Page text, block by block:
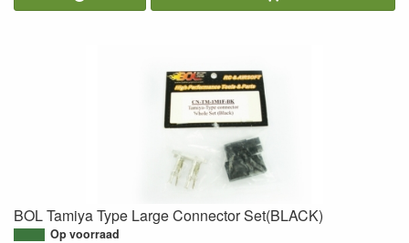
BOL Tamiya Type Large Connector Set(BLACK)
Op voorraad